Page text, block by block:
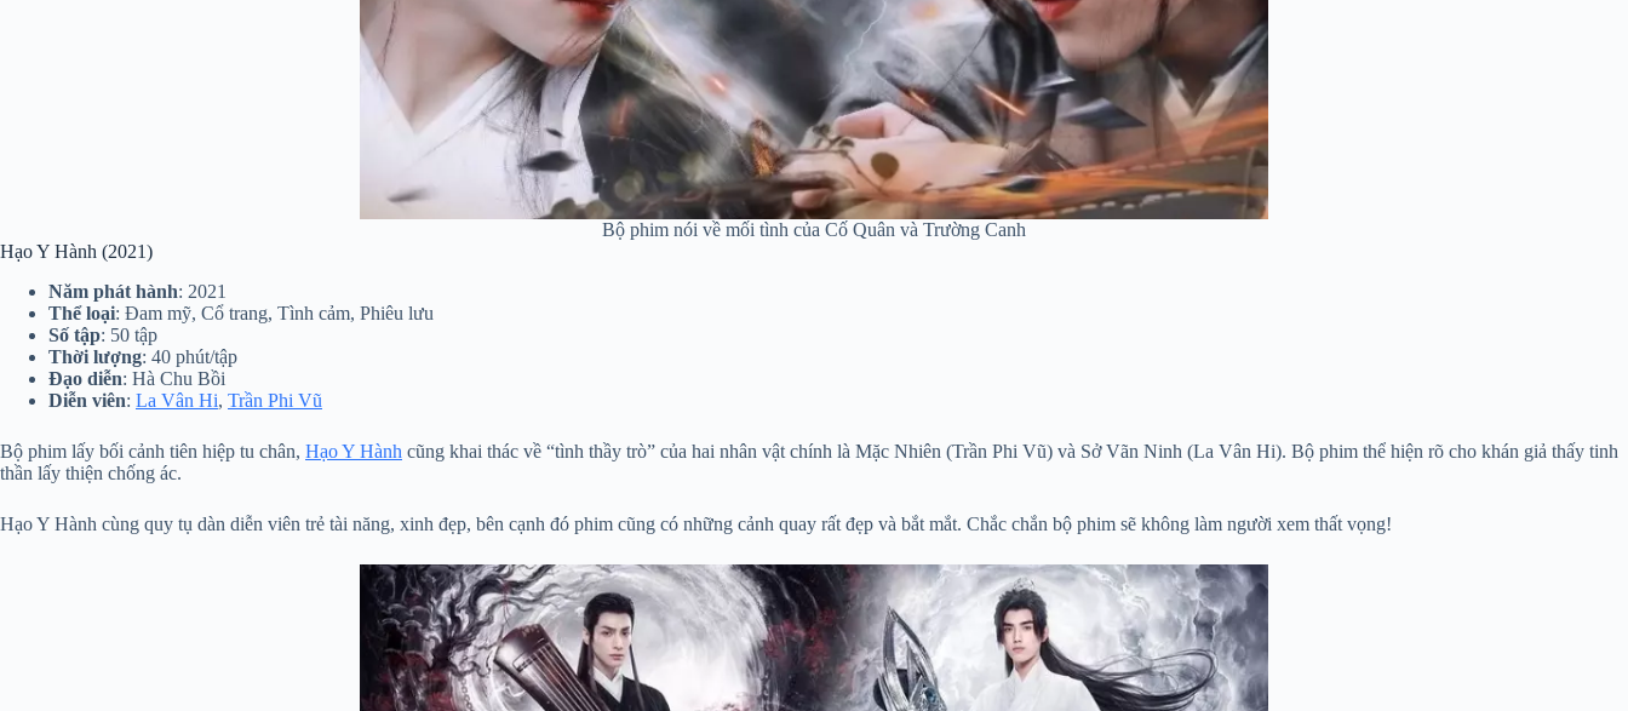
Bộ phim nói về mối tình của Cố Quân và Trường Canh
Hạo Y Hành (2021)
Năm phát hành: 2021
Thể loại: Đam mỹ, Cổ trang, Tình cảm, Phiêu lưu
Số tập: 50 tập
Thời lượng: 40 phút/tập
Đạo diễn: Hà Chu Bồi
Diễn viên: La Vân Hi, Trần Phi Vũ
Bộ phim lấy bối cảnh tiên hiệp tu chân, Hạo Y Hành cũng khai thác về “tình thầy trò” của hai nhân vật chính là Mặc Nhiên (Trần Phi Vũ) và Sở Vãn Ninh (La Vân Hi). Bộ phim thể hiện rõ cho khán giả thấy tinh
thần lấy thiện chống ác.
Hạo Y Hành cùng quy tụ dàn diễn viên trẻ tài năng, xinh đẹp, bên cạnh đó phim cũng có những cảnh quay rất đẹp và bắt mắt. Chắc chắn bộ phim sẽ không làm người xem thất vọng!